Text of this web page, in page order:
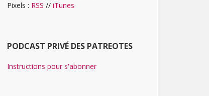
Pixels : RSS // iTunes
PODCAST PRIVÉ DES PATREOTES
Instructions pour s'abonner